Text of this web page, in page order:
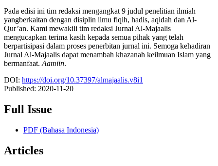
Pada edisi ini tim redaksi mengangkat 9 judul penelitian ilmiah
yangberkaitan dengan disiplin ilmu fiqih, hadis, aqidah dan Al-
Qur’an. Kami mewakili tim redaksi Jurnal Al-Majaalis
mengucapkan terima kasih kepada semua pihak yang telah
berpartisipasi dalam proses penerbitan jurnal ini. Semoga kehadiran
Jurnal Al-Majaalis dapat menambah khazanah keilmuan Islam yang
bermanfaat. Aamiin.
DOI: https://doi.org/10.37397/almajaalis.v8i1
Published: 2020-11-20
Full Issue
PDF (Bahasa Indonesia)
Articles